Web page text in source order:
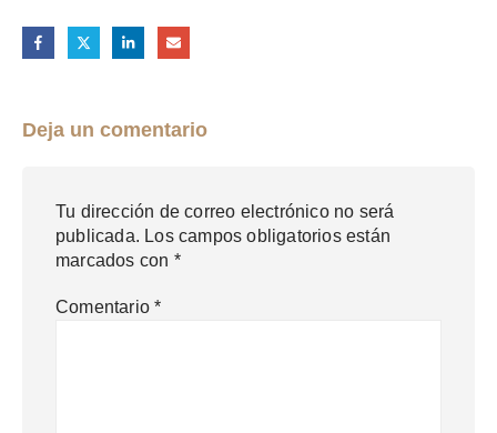
Deja un comentario
Tu dirección de correo electrónico no será
publicada. Los campos obligatorios están
marcados con *
Comentario*